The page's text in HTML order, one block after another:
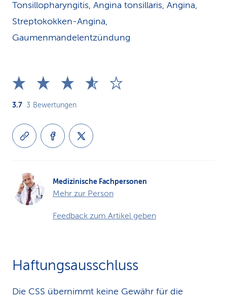
Tonsillopharyngitis, Angina tonsillaris, Angina,
Streptokokken-Angina,
Gaumenmandelentzündung
3.7 3 Bewertungen
Medizinische Fachpersonen
Mehr zur Person
Feedback zum Artikel geben
Haftungsausschluss
Die CSS übernimmt keine Gewähr für die